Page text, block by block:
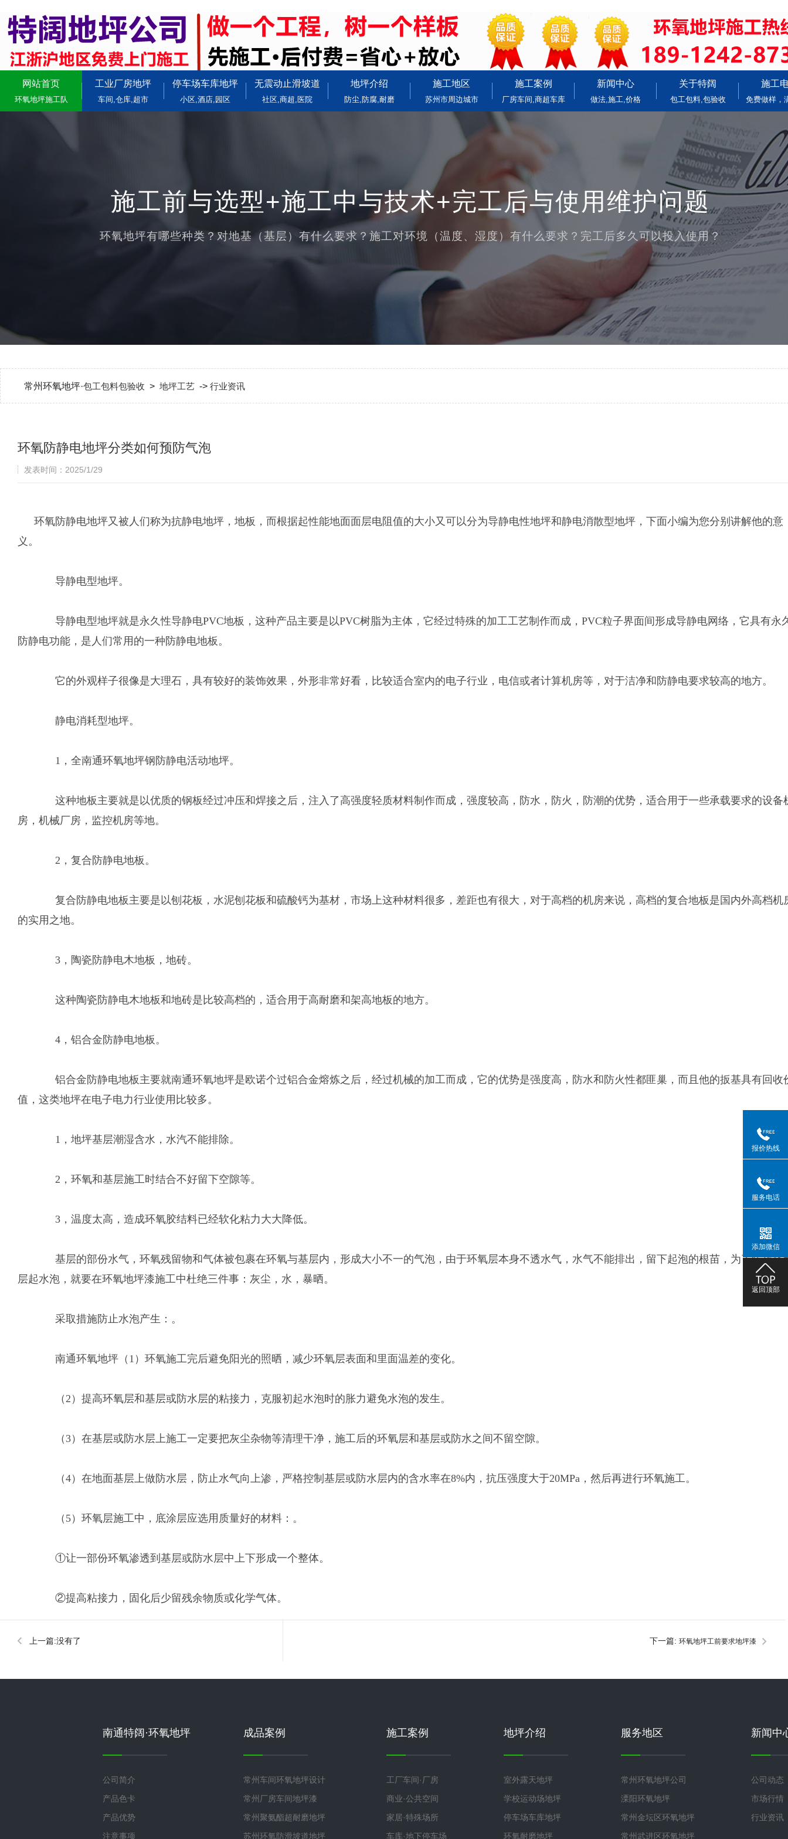
网站首页
环氧地坪施工队
工业厂房地坪
车间,仓库,超市
停车场车库地坪
小区,酒店,园区
无震动止滑坡道
社区,商超,医院
地坪介绍
防尘,防腐,耐磨
施工地区
苏州市周边城市
施工案例
厂房车间,商超车库
新闻中心
做法,施工,价格
关于特阔
包工包料,包验收
施工
免费做样，
施工前与选型+施工中与技术+完工后与使用维护问题
环氧地坪有哪些种类？对地基（基层）有什么要求？施工对环境（温度、湿度）有什么要求？完工后多久可以投入使用？
常州环氧地坪·包工包料包验收 > 地坪工艺 -> 行业资讯
环氧防静电地坪分类如何预防气泡
发表时间：2025/1/29
环氧防静电地坪又被人们称为抗静电地坪，地板，而根据起性能地面面层电阻值的大小又可以分为导静电性地坪和静电消散型地坪，下面小编为您分别讲解他的意
义。
导静电型地坪。
导静电型地坪就是永久性导静电PVC地板，这种产品主要是以PVC树脂为主体，它经过特殊的加工工艺制作而成，PVC粒子界面间形成导静电网络，它具有永
防静电功能，是人们常用的一种防静电地板。
它的外观样子很像是大理石，具有较好的装饰效果，外形非常好看，比较适合室内的电子行业，电信或者计算机房等，对于洁净和防静电要求较高的地方。
静电消耗型地坪。
1，全南通环氧地坪钢防静电活动地坪。
这种地板主要就是以优质的钢板经过冲压和焊接之后，注入了高强度轻质材料制作而成，强度较高，防水，防火，防潮的优势，适合用于一些承载要求的设备
房，机械厂房，监控机房等地。
2，复合防静电地板。
复合防静电地板主要是以刨花板，水泥刨花板和硫酸钙为基材，市场上这种材料很多，差距也有很大，对于高档的机房来说，高档的复合地板是国内外高档机
的实用之地。
3，陶瓷防静电木地板，地砖。
这种陶瓷防静电木地板和地砖是比较高档的，适合用于高耐磨和架高地板的地方。
4，铝合金防静电地板。
铝合金防静电地板主要就南通环氧地坪是欧诺个过铝合金熔炼之后，经过机械的加工而成，它的优势是强度高，防水和防火性都匪巢，而且他的扳基具有回收
值，这类地坪在电子电力行业使用比较多。
1，地坪基层潮湿含水，水汽不能排除。
2，环氧和基层施工时结合不好留下空隙等。
3，温度太高，造成环氧胶结料已经软化粘力大大降低。
基层的部份水气，环氧残留物和气体被包裹在环氧与基层内，形成大小不一的气泡，由于环氧层本身不透水气，水气不能排出，留下起泡的根苗，为了防止环
层起水泡，就要在环氧地坪漆施工中杜绝三件事：灰尘，水，暴晒。
采取措施防止水泡产生：。
南通环氧地坪（1）环氧施工完后避免阳光的照晒，减少环氧层表面和里面温差的变化。
（2）提高环氧层和基层或防水层的粘接力，克服初起水泡时的胀力避免水泡的发生。
（3）在基层或防水层上施工一定要把灰尘杂物等清理干净，施工后的环氧层和基层或防水之间不留空隙。
（4）在地面基层上做防水层，防止水气向上渗，严格控制基层或防水层内的含水率在8%内，抗压强度大于20MPa，然后再进行环氧施工。
（5）环氧层施工中，底涂层应选用质量好的材料：。
①让一部份环氧渗透到基层或防水层中上下形成一个整体。
②提高粘接力，固化后少留残余物质或化学气体。
上一篇:没有了 下一篇: 环氧地坪工前要求地坪漆
南通特阔·环氧地坪
公司简介
产品色卡
产品优势
注意事项
成品案例
常州车间环氧地坪设计
常州厂房车间地坪漆
常州聚氨酯超耐磨地坪
苏州环氧防滑坡道地坪
施工案例
工厂车间·厂房
商业·公共空间
家居·特殊场所
车库·地下停车场
地坪介绍
室外露天地坪
学校运动场地坪
停车场车库地坪
环氧耐磨地坪
服务地区
常州环氧地坪公司
溧阳环氧地坪
常州金坛区环氧地坪
常州武进区环氧地坪
新闻中
公司动态
市场行情
行业资讯
报价热线
服务电话
添加微信
返回顶部